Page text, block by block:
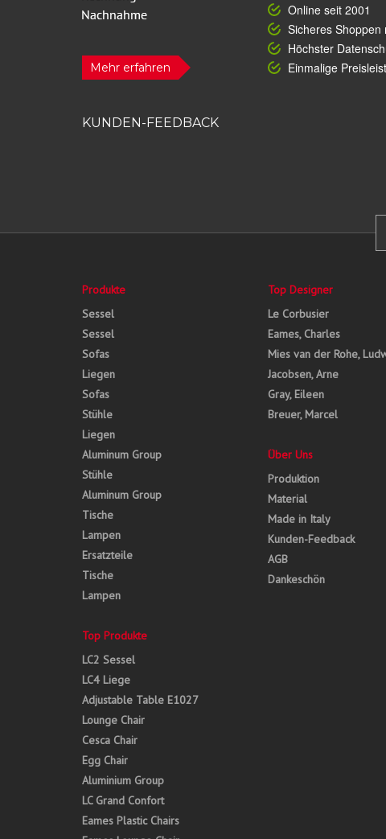
Mehr erfahren
Online seit 2001
Sicheres Shoppen
Höchster
Einmalige
KUNDEN-FEEDBACK
Produkte
Sessel
Sessel
Sofas
Liegen
Sofas
Stühle
Liegen
Aluminum Group
Stühle
Aluminum Group
Tische
Lampen
Ersatzteile
Tische
Lampen
Top Produkte
LC2 Sessel
LC4 Liege
Adjustable Table E1027
Lounge Chair
Cesca Chair
Egg Chair
Aluminium Group
LC Grand Confort
Eames Plastic Chairs
Top Designer
Le Corbusier
Eames, Charles
Mies van der Rohe,
Jacobsen, Arne
Gray, Eileen
Breuer, Marcel
Über Uns
Produktion
Material
Made in Italy
Kunden-Feedback
AGB
Dankeschön